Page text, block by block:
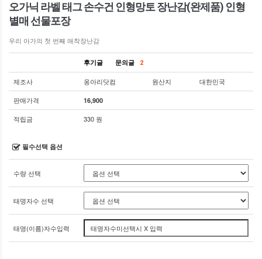
오가닉 라벨 태그 손수건 인형망토 장난감(완제품) 인형
별매 선물포장
우리 아가의 첫 번째 애착장난감
후기글 문의글 2
제조사 옹아리닷컴 원산지
대한민국
판매가격
16,900
적립금 330 원
필수선택 옵션
수량 선택
태명자수 선택
태명(이름)자수입력